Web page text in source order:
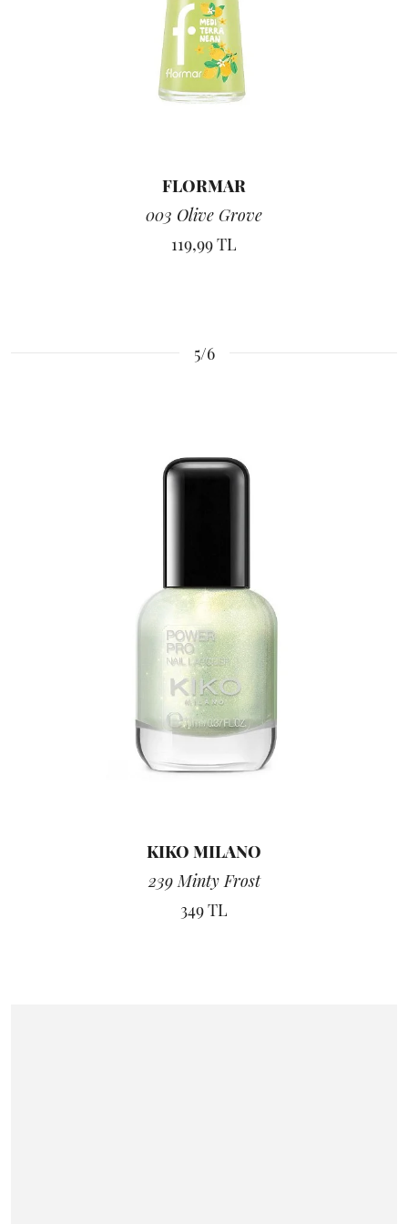
FLORMAR
003 Olive Grove
119,99 TL
5/6
KIKO MILANO
239 Minty Frost
349 TL